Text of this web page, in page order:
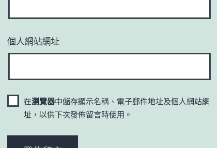
個人網站網址
在瀏覽器中儲存顯示名稱、電子郵件地址及個人網站網
址，以供下次發佈留言時使用。